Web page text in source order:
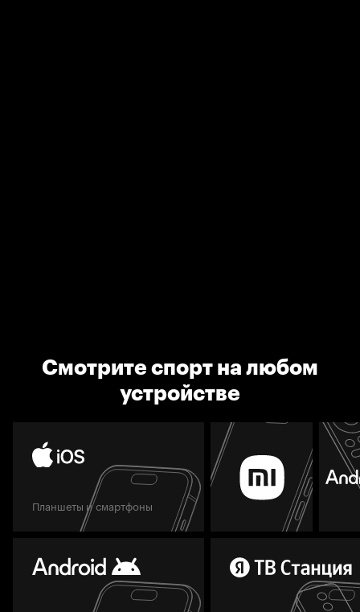
Смотрите спорт на любом
устройстве
Планшеты и смартфоны